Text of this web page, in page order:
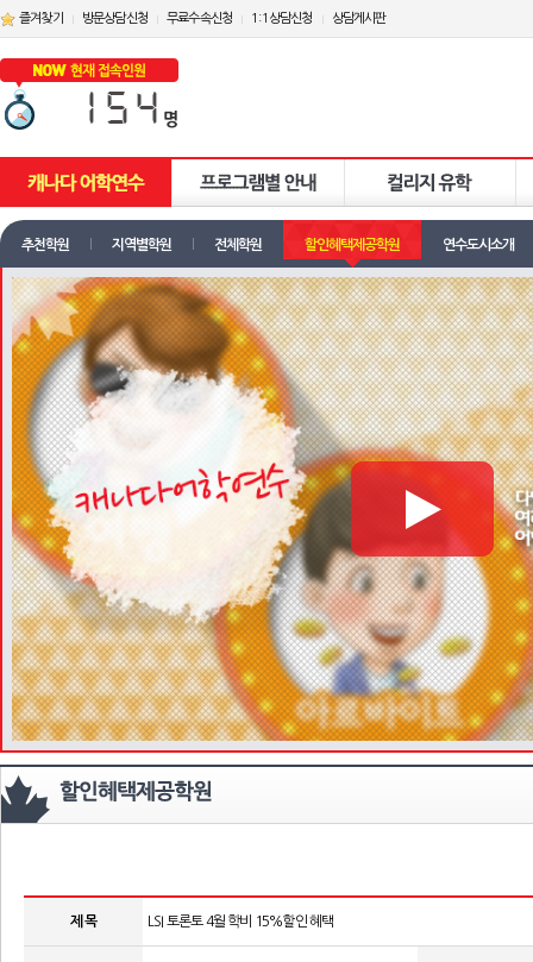
즐겨찾기 방문상담신청 무료수속신청 1:1상담신청 상담게시판
추천학원 지역별학원 전체학원 할인혜택제공학원 연수도시소개
제 목 LSI 토론토 4월 학비 15%할인 혜택